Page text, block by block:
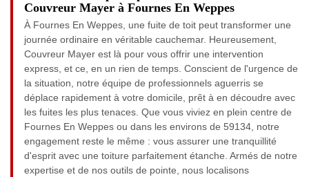
Couvreur Mayer à Fournes En Weppes
À Fournes En Weppes, une fuite de toit peut transformer une
journée ordinaire en véritable cauchemar. Heureusement,
Couvreur Mayer est là pour vous offrir une intervention
express, et ce, en un rien de temps. Conscient de l'urgence de
la situation, notre équipe de professionnels aguerris se
déplace rapidement à votre domicile, prêt à en découdre avec
les fuites les plus tenaces. Que vous viviez en plein centre de
Fournes En Weppes ou dans les environs de 59134, notre
engagement reste le même : vous assurer une tranquillité
d'esprit avec une toiture parfaitement étanche. Armés de notre
expertise et de nos outils de pointe, nous localisons